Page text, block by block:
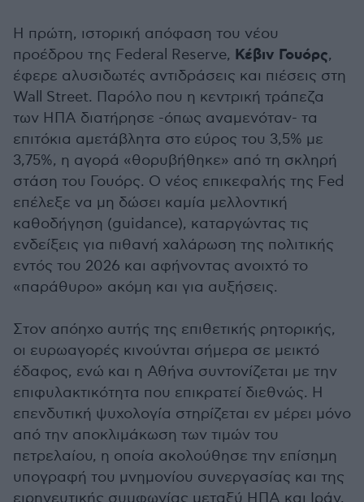
Η πρώτη, ιστορική απόφαση του νέου
προέδρου της Federal Reserve, Κέβιν Γουόρς,
έφερε αλυσιδωτές αντιδράσεις και πιέσεις στη
Wall Street. Παρόλο που η κεντρική τράπεζα
των ΗΠΑ διατήρησε -όπως αναμενόταν- τα
επιτόκια αμετάβλητα στο εύρος του 3,5% με
3,75%, η αγορά «θορυβήθηκε» από τη σκληρή
στάση του Γουόρς. Ο νέος επικεφαλής της Fed
επέλεξε να μη δώσει καμία μελλοντική
καθοδήγηση (guidance), καταργώντας τις
ενδείξεις για πιθανή χαλάρωση της πολιτικής
εντός του 2026 και αφήνοντας ανοιχτό το
«παράθυρο» ακόμη και για αυξήσεις.
Στον απόηχο αυτής της επιθετικής ρητορικής,
οι ευρωαγορές κινούνται σήμερα σε μεικτό
έδαφος, ενώ και η Αθήνα συντονίζεται με την
επιφυλακτικότητα που επικρατεί διεθνώς. Η
επενδυτική ψυχολογία στηρίζεται εν μέρει μόνο
από την αποκλιμάκωση των τιμών του
πετρελαίου, η οποία ακολούθησε την επίσημη
υπογραφή του μνημονίου συνεργασίας και της
ειρηνευτικής συμφωνίας μεταξύ ΗΠΑ και Ιράν.